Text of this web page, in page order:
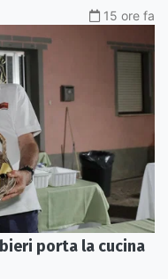
15 ore fa
porta la cucina